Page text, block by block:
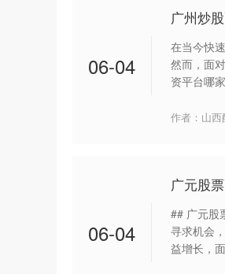
06-04
广州炒
在当今快
然而，面
资平台哪
作者：山西
06-04
广元股
## 广元股
寻求机会
益增长，